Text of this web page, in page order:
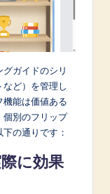
ガイドのシリ
ど）を管理し
能は価値ある
個別のフリップ
の通りです：
に効果